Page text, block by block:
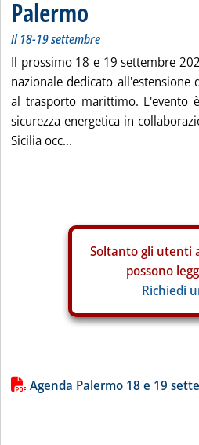
Palermo
Il 18-19 settembre
Il prossimo 18 e 19 settembre
nazionale dedicato
al trasporto marittimo. L'evento
sicurezza energetica in
Sicilia occ...
Soltanto gli utenti
possono
Richiedi
Lista allegati PDF alla
Agenda Palermo 18 e 19